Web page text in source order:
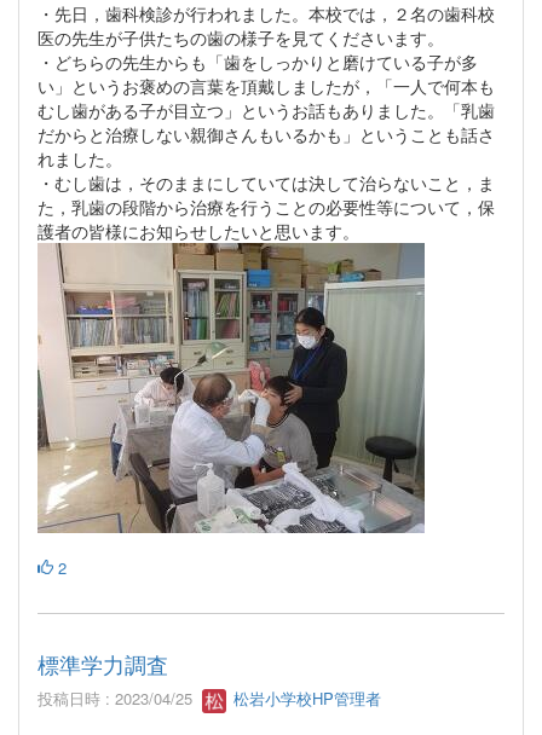
・先日，歯科検診が行われました。本校では，２名の歯科校
医の先生が子供たちの歯の様子を見てくださいます。
・どちらの先生からも「歯をしっかりと磨けている子が多
い」というお褒めの言葉を頂戴しましたが，「一人で何本も
むし歯がある子が目立つ」というお話もありました。「乳歯
だからと治療しない親御さんもいるかも」ということも話さ
れました。
・むし歯は，そのままにしていては決して治らないこと，ま
た，乳歯の段階から治療を行うことの必要性等について，保
護者の皆様にお知らせしたいと思います。
2
標準学力調査
投稿日時 : 2023/04/25 松岩小学校HP管理者